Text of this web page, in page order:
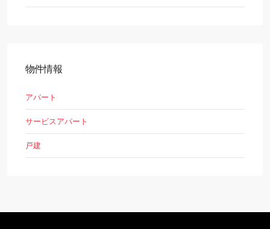
物件情報
アパート
サービスアパート
戸建